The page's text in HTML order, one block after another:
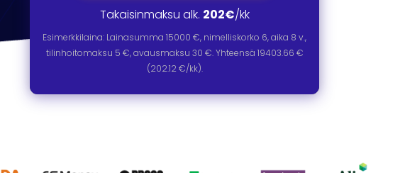
Takaisinmaksu alk. 202€/kk
Esimerkkilaina: Lainasumma15000 €, nimelliskorko 6, aika 8 v.,
tilinhoitomaksu 5 €, avausmaksu 30 €. Yhteensä 19403.66 €
(202.12 €/kk).